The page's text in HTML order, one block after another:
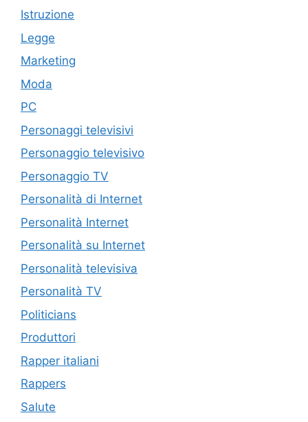
Istruzione
Legge
Marketing
Moda
PC
Personaggi televisivi
Personaggio televisivo
Personaggio TV
Personalità di Internet
Personalità Internet
Personalità su Internet
Personalità televisiva
Personalità TV
Politicians
Produttori
Rapper italiani
Rappers
Salute